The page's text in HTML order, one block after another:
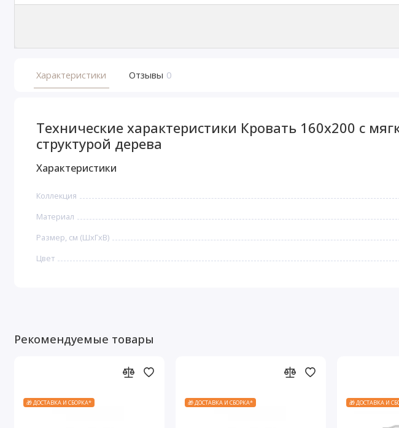
Характеристики Отзывы 0
Технические характеристики Кровать 160x200 с
структурой дерева
Характеристики
Коллекция
Материал
Размер, см (ШхГхВ)
Цвет
Рекомендуемые товары
🎁 ДОСТАВКА И СБОРКА* 🎁 ДОСТАВКА И СБОРКА* 🎁 ДОСТАВКА И